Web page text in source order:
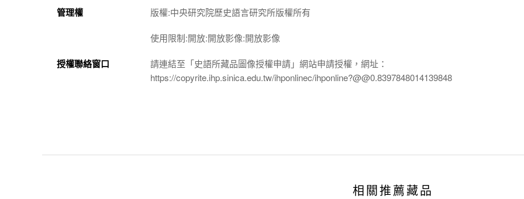
管理權 版權:中央研究院歷史語言研究所版權所有
使用限制:開放:開放影像:開放影像
授權聯絡窗口
請連結至「史語所藏品圖像授權申請」網站申請授權，網址：
https://copyrite.ihp.sinica.edu.tw/ihponlinec/ihponline?@@0.8397848014139848
相關推薦藏品